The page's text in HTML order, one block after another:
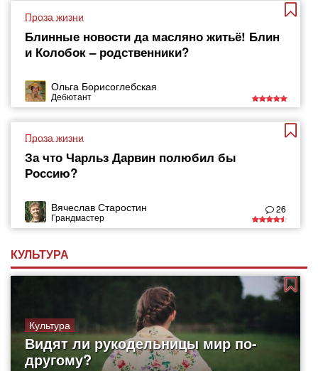
Проза жизни
Блинные новости да масляно житьё! Блин
и Колобок – родственники?
Ольга Борисоглебская
Дебютант
Проза жизни
За что Чарльз Дарвин полюбил бы
Россию?
Вячеслав Старостин
Грандмастер
26
КУЛЬТУРА
Культура
Видят ли рукодельницы мир по-
другому?